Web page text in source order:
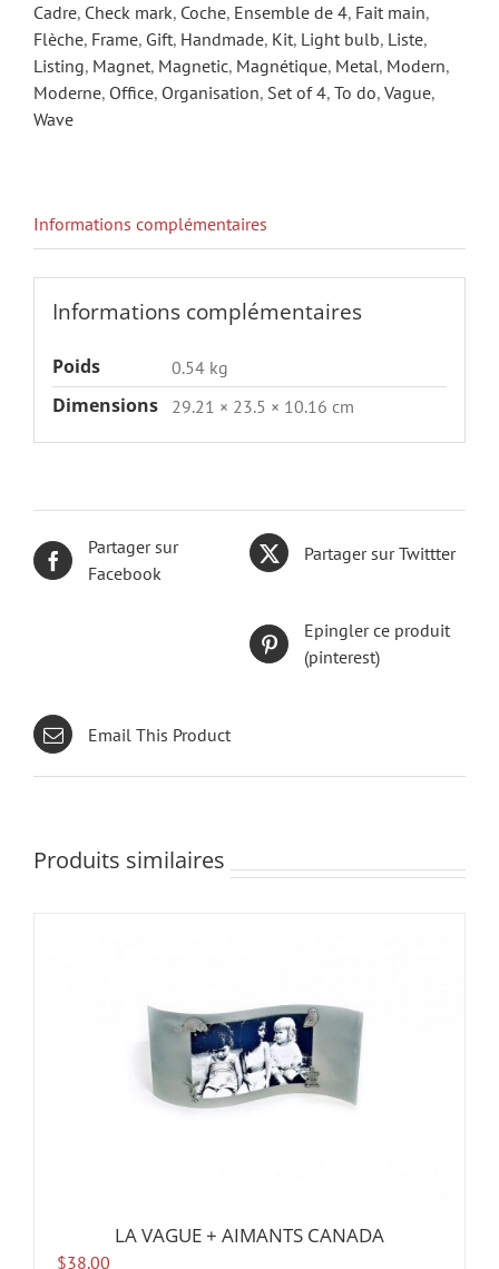
Cadre, Check mark, Coche, Ensemble de 4, Fait main,
Flèche, Frame, Gift, Handmade, Kit, Light bulb, Liste,
Listing, Magnet, Magnetic, Magnétique, Metal, Modern,
Moderne, Office, Organisation, Set of 4, To do, Vague,
Wave
Informations complémentaires
Informations complémentaires
Poids 0.54 kg
Dimensions 29.21 × 23.5 × 10.16 cm
Partager sur
Facebook
Partager sur Twittter
Epingler ce produit
(pinterest)
Email This Product
Produits similaires
LA VAGUE + AIMANTS CANADA
$38.00